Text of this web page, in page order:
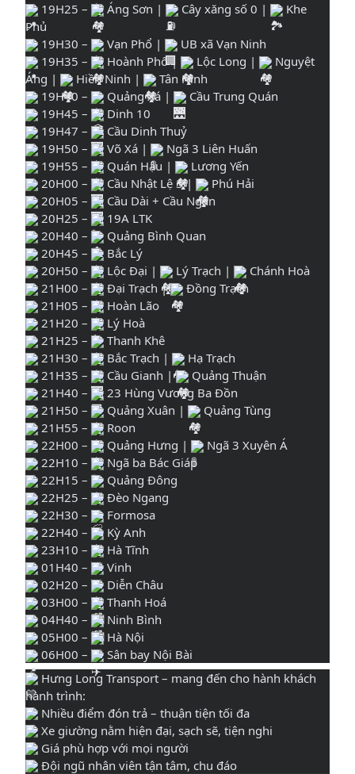
19H25 –
Áng Sơn | Cây xăng số 0 |
Khe
Phủ
19H30 –
Vạn Phổ |
UB xã Vạn Ninh
19H35 –
Hoành Phổ | Lộc Long |
Nguyệt
Áng |
Hiền Ninh |
Tân Ninh
19H40 –
Quảng Xá |
Cầu Trung Quán
19H45 –
Dinh 10
19H47 –
Cầu Dinh Thuỷ
19H50 –
Võ Xá |
Ngã 3 Liên Huấn
19H55 –
Quán Hậu |
Lương Yến
20H00 –
Cầu Nhật Lệ 3 |
Phú Hải
20H05 –
Cầu Dài + Cầu Ngắn
20H25 –
19A LTK
20H40 –
Quảng Bình Quan
20H45 –
Bắc Lý
20H50 –
Lộc Đại | Lý Trạch |
Chánh Hoà
21H00 –
Đại Trạch |
Đồng Trạch
21H05 –
Hoàn Lão
21H20 –
Lý Hoà
21H25 –
Thanh Khê
21H30 –
Bắc Trạch |
Hạ Trạch
21H35 –
Cầu Gianh |
Quảng Thuận
21H40 –
23 Hùng Vương Ba Đồn
21H50 –
Quảng Xuân |
Quảng Tùng
21H55 –
Roon
22H00 –
Quảng Hưng |
Ngã 3 Xuyên Á
22H10 –
Ngã ba Bác Giáp
22H15 –
Quảng Đông
22H25 –
Đèo Ngang
22H30 –
Formosa
22H40 –
Kỳ Anh
23H10 –
Hà Tĩnh
01H40 –
Vinh
02H20 –
Diễn Châu
03H00 –
Thanh Hoá
04H40 –
Ninh Bình
05H00 –
Hà Nội
06H00 –
Sân bay Nội Bài
Hưng Long Transport – mang đến cho hành khách
hành trình:
Nhiều điểm đón trả – thuận tiện tối đa
Xe giường nằm hiện đại, sạch sẽ, tiện nghi
Giá phù hợp với mọi người
Đội ngũ nhân viên tận tâm, chu đáo